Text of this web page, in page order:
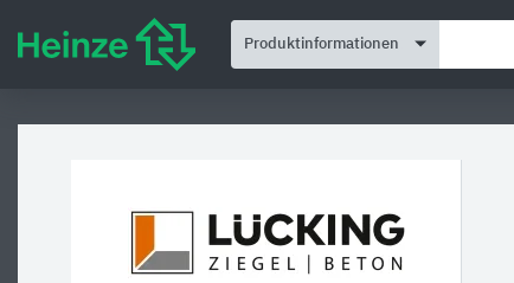
Produktinformationen